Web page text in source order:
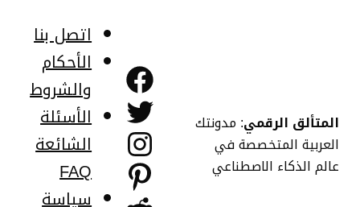
المتألق الرقمي: مدونتك
العربية المتخصصة في
عالم الذكاء الاصطناعي
فيسبوك
تويتر
إنستجرام
بينتريست
اتصل بنا
الأحكام
والشروط
الأسئلة
الشائعة
FAQ
سياسة